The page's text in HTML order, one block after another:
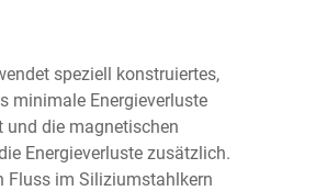
speziell konstruiertes,
minimale Energieverluste
und die magnetischen
Energieverluste zusätzlich.
Fluss im Siliziumstahlkern